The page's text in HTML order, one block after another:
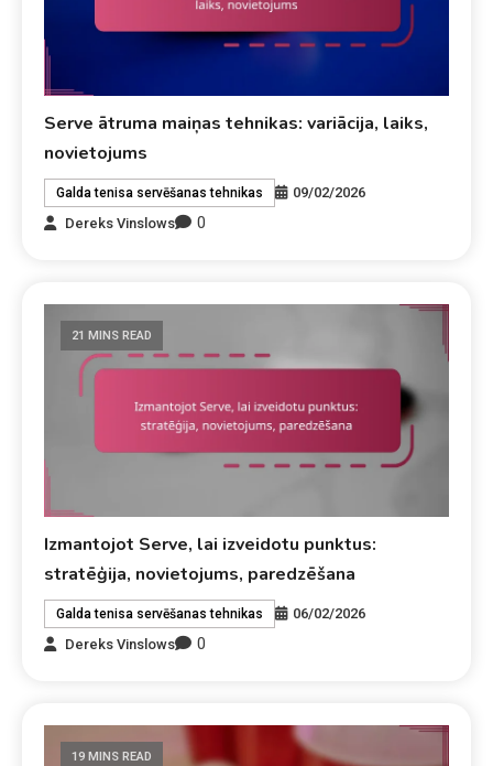
Serve ātruma maiņas tehnikas: variācija, laiks,
novietojums
Galda tenisa servēšanas tehnikas
09/02/2026
Dereks Vinslows
0
21 MINS READ
Izmantojot Serve, lai izveidotu punktus:
stratēģija, novietojums, paredzēšana
Galda tenisa servēšanas tehnikas
06/02/2026
Dereks Vinslows
0
19 MINS READ